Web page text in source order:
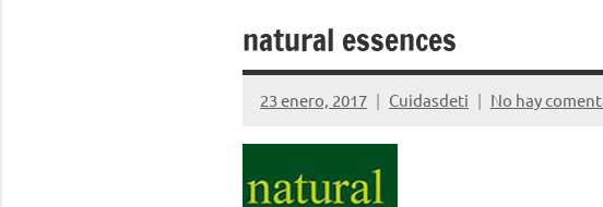
natural essences
23 enero, 2017 Cuidasdeti No hay